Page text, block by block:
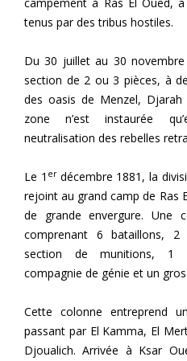
campement à Ras El Oued,
tenus par des tribus hostiles.
Du 30 juillet au 30
section de 2 ou 3 pièces, à
des oasis de Menzel,
zone n’est instaurée
neutralisation des rebelles
Le 1 erdécembre 1881, la
rejoint au grand camp de Ras
de grande envergure. Une
comprenant 6 bataillons, 2
section de munitions, 1
compagnie de génie et un
Cette colonne entreprend
passant par El Kamma, El
Djoualich. Arrivée à Ksar